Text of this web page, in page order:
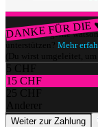
DANKE FÜR DIE
Würdest du gerne
unterstützen? Mehr
(Du wirst umgeleitet, um
5 CHF
15 CHF
25 CHF
Anderer
Weiter zur Zahlung